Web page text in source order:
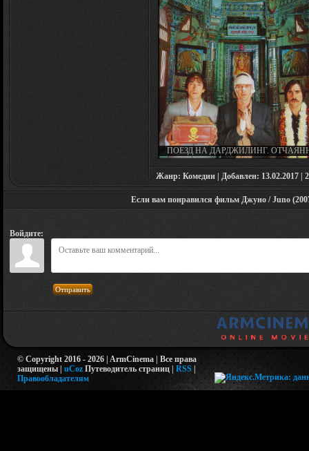
ПОЕЗД НА ДАРДЖИЛИНГ.
ПУТЕШЕСТВЕННИКИ / THE
LIMITED (2007)
Жанр: Комедии | Добавлен: 13.02.2017 |
Если вам понравился фильм Джуно / Juno
Войдите:
Отправить
© Copyright 2016 - 2026 | ArmCinema | Все права
защищены | uCoz Путеводитель страниц | RSS |
Правообладателям